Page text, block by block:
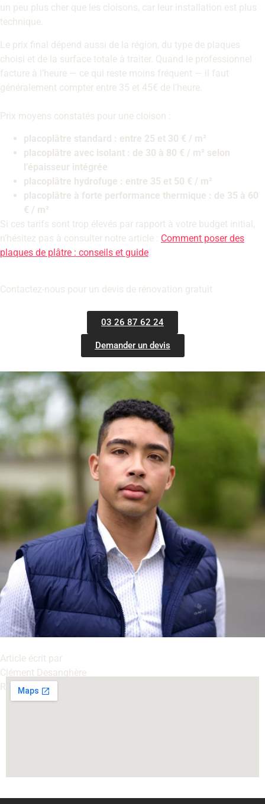
un peu plus cher que les cloisons, car leur installation est plus
technique.
Le prix final dépend aussi de la région, du type de plaques
choisi et de la surface totale à traiter. Quand le professionnel
facture à l’heure — ce qui reste moins fréquent — il faut
généralement compter entre 35 et 45€ de l’heure.
Prix moyens constatés pour une cloison :
placoplâtre standard : entre 25 et 30 € / m²
placoplâtre avec isolant : de 30 à 80 € / m² selon
l’épaisseur intégrée
placoplâtre hydrofuge : entre 35 et 50 € / m²
placoplâtre à forte performance thermique : de 35 à 60
€ / m²
Si ces tarifs sont trop élevés par rapport à votre budget initial,
n’hésitez pas à consulter notre article : Comment poser des
plaques de plâtre : conseils et guide
Contactez-nous pour un devis de rénovation gratuit
03 26 87 62 24
Demander un devis
Article écrit par
Clément Desanghère
Rédacteur pour le blog de BS Entreprise